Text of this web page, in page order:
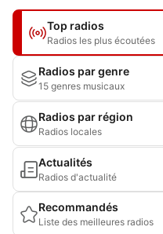
Top radios
Radios les plus écoutées
Radios par genre
15 genres musicaux
Radios par région
Radios locales
Actualités
Radios d'actualité
Recommandés
Liste des meilleures radios